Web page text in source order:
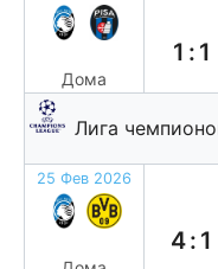
Дома
1:1
Лига
25 Фев 2026
4:1